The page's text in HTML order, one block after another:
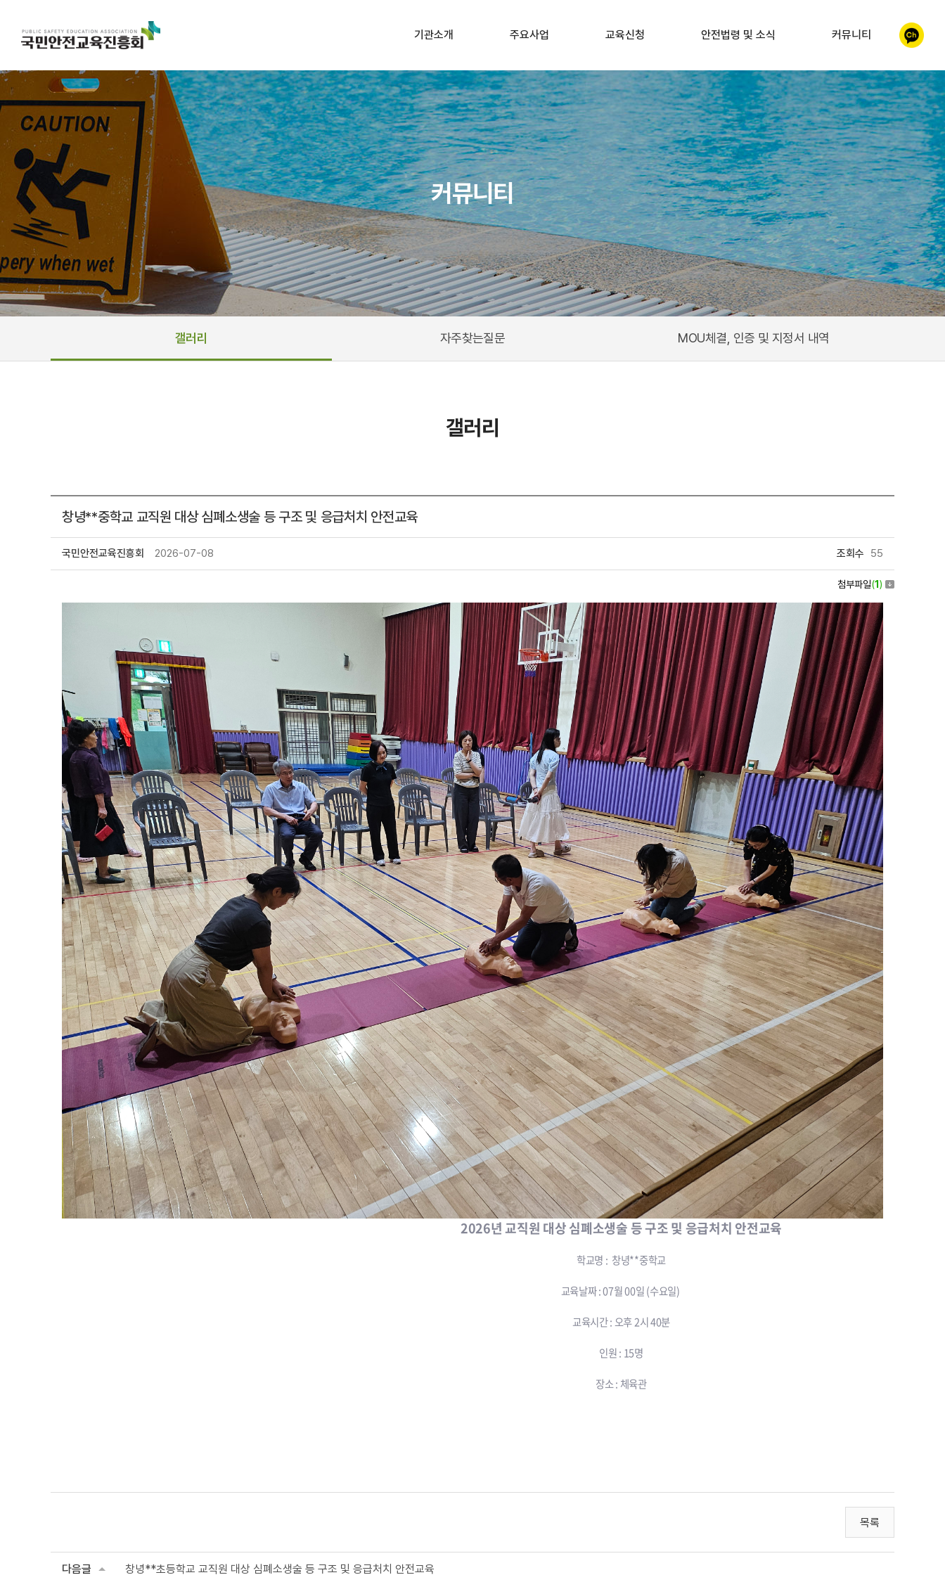
기관소개
소개
회장인사말
연혁
조직도
오시는길
주요사업
구조 및 응급처치교육
교직원 대상 직무연수
어린이놀이시설
안전관리자 교육
수상안전 교육
분야별 전문가 양성교육
꿈길(교육부)
자원봉사 1365
교육신청
어린이놀이시설
안전관리자 교육
교직원 대상 구조 및
응급처치 교육
해양경찰청 수사구조사
사전교육
수상안전 교육
분야별 전문가 양성교육
특수분야 직무연수
자율연수
안전법령 및 소식
안전법령 및 소식
커뮤니티
갤러리
자주찾는질문
MOU체결, 인증 및
지정서 내역
커뮤니티
갤러리 자주찾는질문 MOU체결, 인증 및 지정서 내역
갤러리
창녕**중학교 교직원 대상 심폐소생술 등 구조 및 응급처치 안전교육
국민안전교육진흥회 2026-07-08 조회수 55
첨부파일(1 )
2026년 교직원 대상 심폐소생술 등 구조 및 응급처치 안전교육
학교명 : 창녕**중학교
교육날짜 : 07월 00일 (수요일)
교육시간 : 오후 2시 40분
인원 : 15명
장소 : 체육관
목록
다음글 창녕**초등학교 교직원 대상 심폐소생술 등 구조 및 응급처치 안전교육